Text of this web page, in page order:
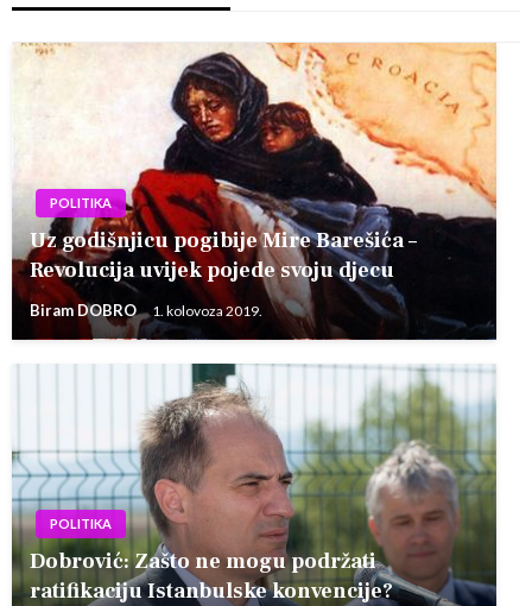
POLITIKA
Uz godišnjicu pogibije Mire Barešića –
Revolucija uvijek pojede svoju djecu
Biram DOBRO 1. kolovoza 2019.
POLITIKA
Dobrović: Zašto ne mogu podržati
ratifikaciju Istanbulske konvencije?